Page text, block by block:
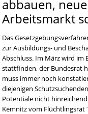
abbauen,
Arbeitsmarkt
Das
zur Ausbildungs- und
Abschluss. Im März wird im
stattfinden, der Bundesrat
muss immer noch
diejenigen
Potentiale nicht
Kemnitz vom Flüchtlingsrat